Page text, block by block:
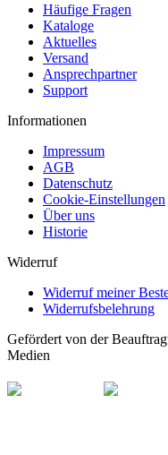
Häufige Fragen
Kataloge
Aktuelles
Versand
Ansprechpartner
Support
Informationen
Impressum
AGB
Datenschutz
Cookie-Einstellungen
Über uns
Historie
Widerruf
Widerruf meiner
Widerrufsbelehrung
Gefördert von der
Medien